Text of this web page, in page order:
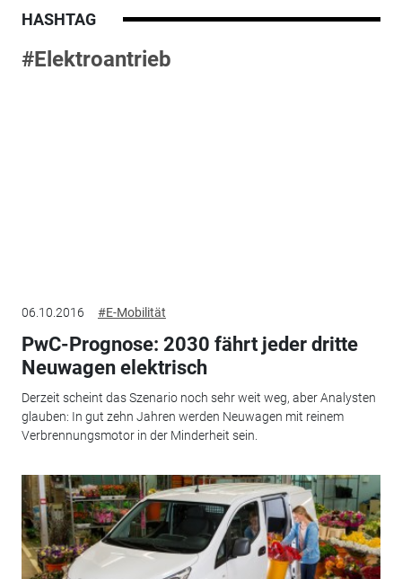
HASHTAG
#Elektroantrieb
06.10.2016 #E-Mobilität
PwC-Prognose: 2030 fährt jeder dritte
Neuwagen elektrisch
Derzeit scheint das Szenario noch sehr weit weg, aber Analysten
glauben: In gut zehn Jahren werden Neuwagen mit reinem
Verbrennungsmotor in der Minderheit sein.